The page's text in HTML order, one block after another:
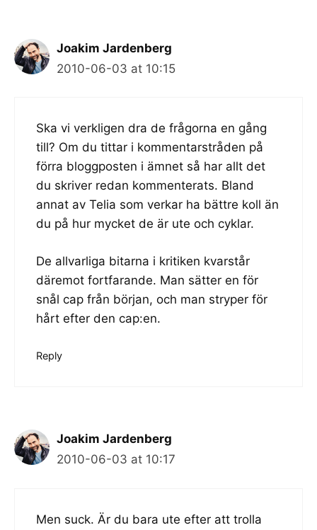
Joakim Jardenberg
2010-06-03 at 10:15
Ska vi verkligen dra de frågorna en gång
till? Om du tittar i kommentarstråden på
förra bloggposten i ämnet så har allt det
du skriver redan kommenterats. Bland
annat av Telia som verkar ha bättre koll än
du på hur mycket de är ute och cyklar.
De allvarliga bitarna i kritiken kvarstår
däremot fortfarande. Man sätter en för
snål cap från början, och man stryper för
hårt efter den cap:en.
Reply
Joakim Jardenberg
2010-06-03 at 10:17
Men suck. Är du bara ute efter att trolla